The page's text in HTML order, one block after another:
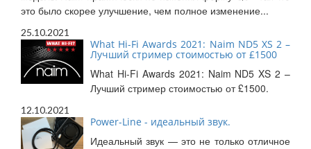
это было скорее улучшение, чем полное изменение...
25.10.2021
What Hi-Fi Awards 2021: Naim ND5 XS 2 –
Лучший стример стоимостью от £1500
What Hi-Fi Awards 2021: Naim ND5 XS 2 –
Лучший стример стоимостью от £1500.
12.10.2021
Power-Line - идеальный звук.
Идеальный звук — это не только отличное